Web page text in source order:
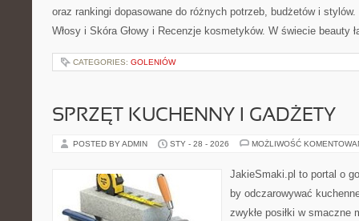
oraz rankingi dopasowane do różnych potrzeb, budżetów i
Włosy i Skóra Głowy i Recenzje kosmetyków. W świecie beauty
CATEGORIES: GOLENIÓW
SPRZĘT KUCHENNY I GADŻETY
POSTED BY ADMIN STY - 28 - 2026 MOŻLIWOŚĆ
JakieSmaki.pl to portal o
by odczarowywać
zwykłe posiłki w smaczne